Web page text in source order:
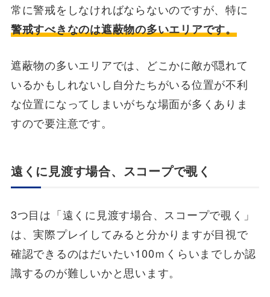
常に警戒をしなければならないのですが、特に
警戒すべきなのは遮蔽物の多いエリアです。
遮蔽物の多いエリアでは、どこかに敵が隠れて
いるかもしれないし自分たちがいる位置が不利
な位置になってしまいがちな場面が多くありま
すので要注意です。
遠くに見渡す場合、スコープで覗く
3つ目は「遠くに見渡す場合、スコープで覗く」
は、実際プレイしてみると分かりますが目視で
確認できるのはだいたい100ｍくらいまでしか認
識するのが難しいかと思います。